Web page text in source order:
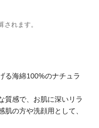
れます。
る海綿100%のナチュラ
質感で、お肌に深いリラ
の方や洗顔用として、